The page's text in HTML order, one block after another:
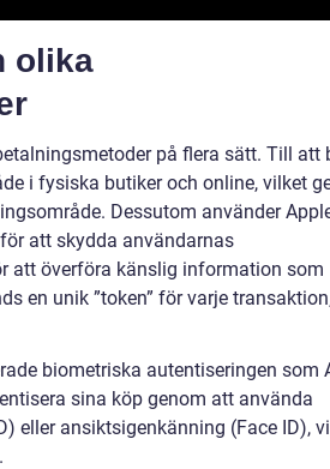
olika
på flera sätt. Till att
i fysiska butiker och online, vilket
Dessutom använder
att skydda användarnas
att överföra känslig information som
en unik ”token” för varje
biometriska autentiseringen som
sina köp genom att använda
eller ansiktsigenkänning (Face ID),